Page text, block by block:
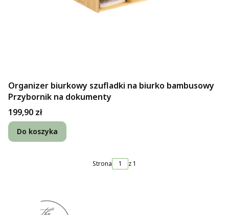
Organizer biurkowy szufladki na biurko bambusowy
Przybornik na dokumenty
Cena
199,90 zł
Do koszyka
Strona z 1